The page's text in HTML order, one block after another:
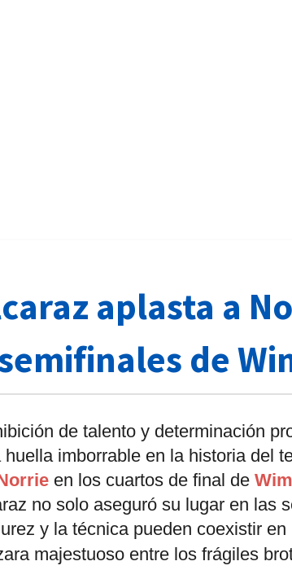
aplasta a
de
de talento y determinación
huella imborrable en la historia del
en los cuartos de final de
no solo aseguró su lugar en las
y la técnica pueden coexistir
majestuoso entre los frágiles